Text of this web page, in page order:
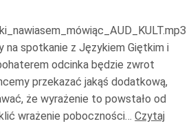
oraz
do
dołu
aby
zwiększyć
lub
na spotkanie z Językiem Giętkim i
odcinka będzie zwrot
przekazać jakąś dodatkową,
że wyrażenie to powstało od
wrażenie poboczności…Czytaj